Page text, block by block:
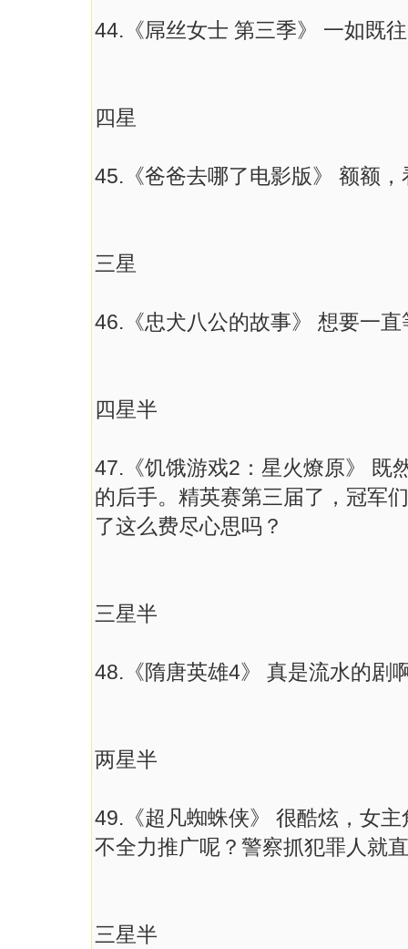
44.《屌丝女士 第三季》 一如既
四星
45.《爸爸去哪了电影版》 额额
三星
46.《忠犬八公的故事》 想要一直
四星半
47.《饥饿游戏2：星火燎原》 既
的后手。精英赛第三届了，冠军
了这么费尽心思吗？
三星半
48.《隋唐英雄4》 真是流水的剧
两星半
49.《超凡蜘蛛侠》 很酷炫，女
不全力推广呢？警察抓犯罪人就
三星半